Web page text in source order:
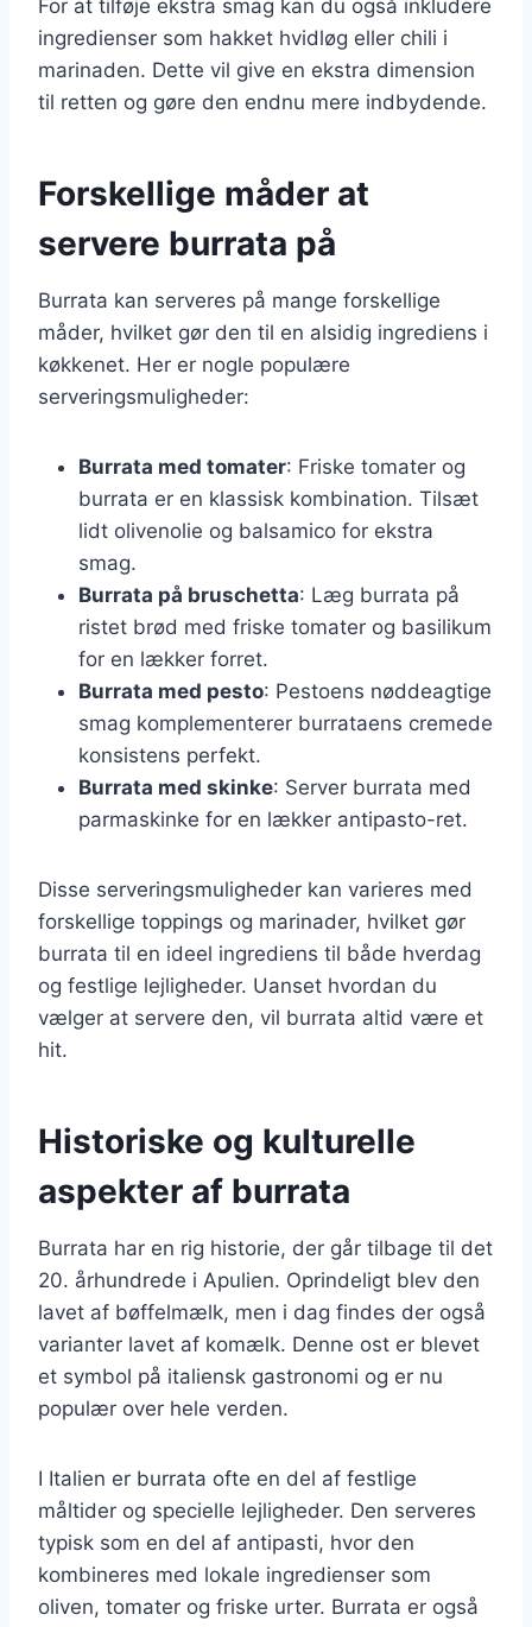
For at tilføje ekstra smag kan du også inkludere
ingredienser som hakket hvidløg eller chili i
marinaden. Dette vil give en ekstra dimension
til retten og gøre den endnu mere indbydende.
Forskellige måder at
servere burrata på
Burrata kan serveres på mange forskellige
måder, hvilket gør den til en alsidig ingrediens i
køkkenet. Her er nogle populære
serveringsmuligheder:
Burrata med tomater: Friske tomater og
burrata er en klassisk kombination. Tilsæt
lidt olivenolie og balsamico for ekstra
smag.
Burrata på bruschetta: Læg burrata på
ristet brød med friske tomater og basilikum
for en lækker forret.
Burrata med pesto: Pestoens nøddeagtige
smag komplementerer burrataens cremede
konsistens perfekt.
Burrata med skinke: Server burrata med
parmaskinke for en lækker antipasto-ret.
Disse serveringsmuligheder kan varieres med
forskellige toppings og marinader, hvilket gør
burrata til en ideel ingrediens til både hverdag
og festlige lejligheder. Uanset hvordan du
vælger at servere den, vil burrata altid være et
hit.
Historiske og kulturelle
aspekter af burrata
Burrata har en rig historie, der går tilbage til det
20. århundrede i Apulien. Oprindeligt blev den
lavet af bøffelmælk, men i dag findes der også
varianter lavet af komælk. Denne ost er blevet
et symbol på italiensk gastronomi og er nu
populær over hele verden.
I Italien er burrata ofte en del af festlige
måltider og specielle lejligheder. Den serveres
typisk som en del af antipasti, hvor den
kombineres med lokale ingredienser som
oliven, tomater og friske urter. Burrata er også